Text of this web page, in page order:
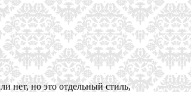
нет, но это отдельный стиль,